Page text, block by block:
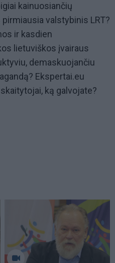
kainuosiančių
valstybinis LRT?
ir kasdien
lietuviškos įvairaus
demaskuojančiu
Ekspertai.eu
ką galvojate?